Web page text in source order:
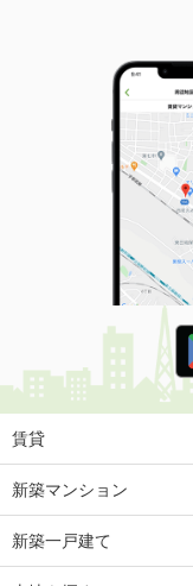
賃貸
新築マンション
新築一戸建て